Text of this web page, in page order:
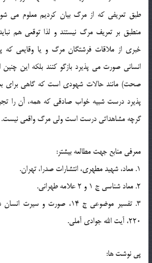
طبق تعريفي كه از مرگ بيان كرديم معلوم مي شود
منطبق بر تعريف مرگ نيستند و لذا توقعي هم نبايد
خبری از ملاقات فرشتگان مرگ و يا وقايعي
انساني صورت مي پذيرد بازگو کنند بلكه اين چنين
صحت) مانند حالات شهودي است كه گاهي براي
پذيرد درست شبيه خواب صادقي كه همه، آن را
گرچه مشاهداتي درست است ولي مرگ واقعي نيست.
معرفي منابع جهت مطالعه بيشتر:
1. معاد، شهيد مطهري، انتشارات صدرا، تهران.
2. معاد شناسي ج 1 و 2 علامه طهراني.
220، آيت الله جوادي آملي.
پي نوشت ها: